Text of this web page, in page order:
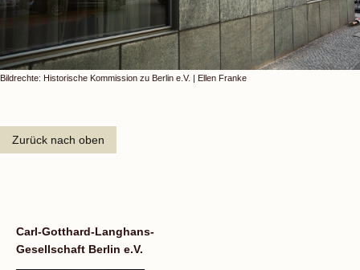
Bildrechte: Historische Kommission zu Berlin e.V. | Ellen Franke
Zurück nach oben
Carl-Gotthard-Langhans-
Gesellschaft Berlin e.V.